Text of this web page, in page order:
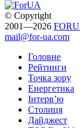
© Copyright
2001—2026
mail@for-ua.com
Головне
Рейтинги
Точка зору
Енергетика
Інтерв’ю
Столиця
Дайджест